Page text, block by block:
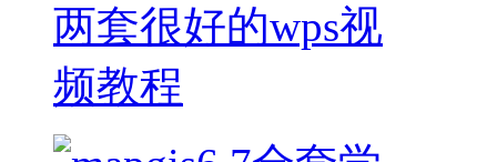
两套很好的wps视
频教程